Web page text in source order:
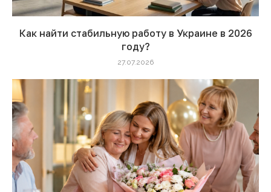
Как найти стабильную работу в Украине в 2026
году?
27.07.2026